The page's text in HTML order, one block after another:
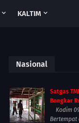
KALTIM
Nasional
Satgas
Bongkar
Kodim
Bertempat